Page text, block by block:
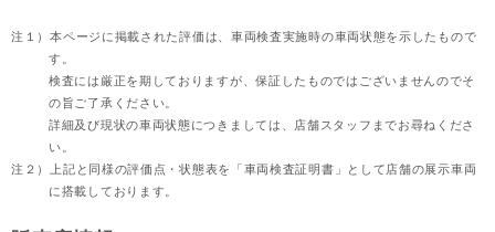
注１）本ページに掲載された評価は、車両検査実施時の車両状態を示したもので
す。
検査には厳正を期しておりますが、保証したものではございませんのでそ
の旨ご了承ください。
詳細及び現状の車両状態につきましては、店舗スタッフまでお尋ねくださ
い。
注２）
上記と同様の評価点・状態表を「車両検査証明書」として店舗の展示車両
に搭載しております。